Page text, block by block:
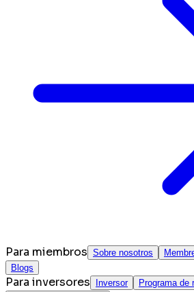
Para miembros Sobre nosotros
Blogs
Para inversores Inversor
Programa de